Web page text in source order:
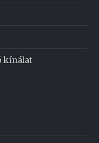
kínálat